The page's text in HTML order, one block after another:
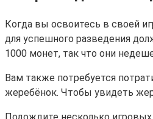
Когда вы освоитесь в своей
для успешного разведения
1000 монет, так что они
Вам также потребуется
жеребёнок. Чтобы увидеть
Подождите несколько